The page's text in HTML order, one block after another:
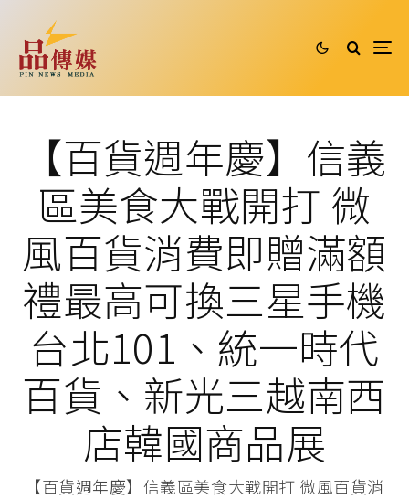
【百貨週年慶】信義
區美食大戰開打 微
風百貨消費即贈滿額
禮最高可換三星手機
台北101、統一時代
百貨、新光三越南西
店韓國商品展
【百貨週年慶】信義區美食大戰開打 微風百貨消